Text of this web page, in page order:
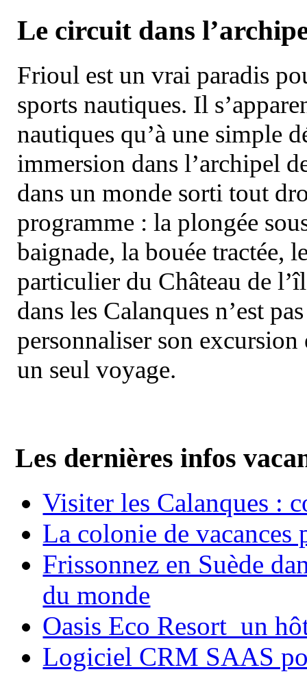
Le circuit dans
Frioul est un vrai paradis
sports nautiques. Il
nautiques qu’à une simple
immersion dans l’archipel
dans un monde sorti tout
programme : la plongée
baignade, la bouée tractée,
particulier du Château de
dans les Calanques n’est
personnaliser son
un seul voyage.
Les dernières infos
Visiter les Calanques :
La colonie de vacances
Frissonnez en Suède
du monde
Oasis Eco Resort un
Logiciel CRM SAAS